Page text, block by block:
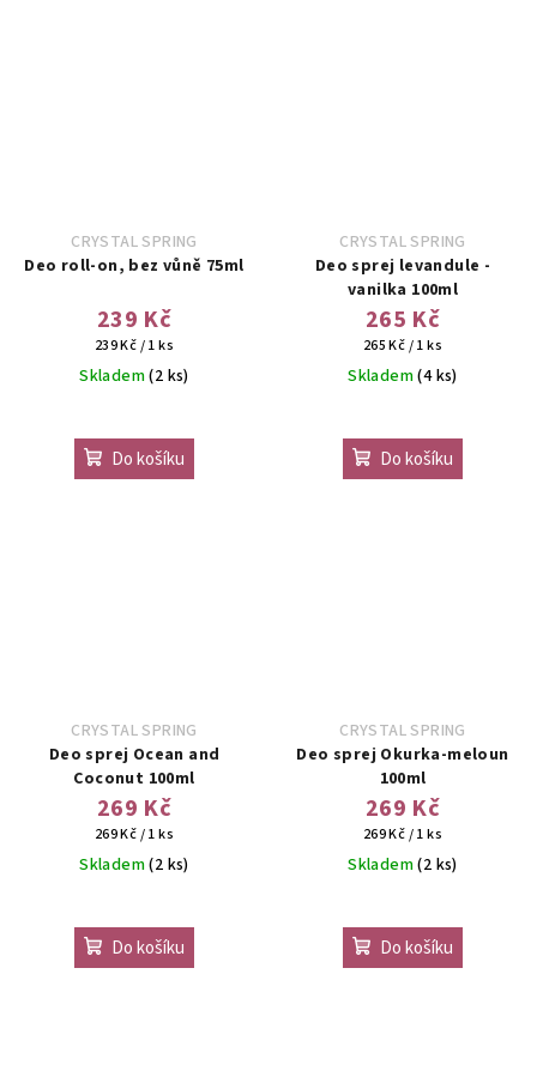
CRYSTAL SPRING
Deo roll-on, bez vůně 75ml
239 Kč
Měrná
cena:
239 Kč / 1 ks
Skladem(2 ks)
Do košíku
CRYSTAL SPRING
Deo sprej levandule -
vanilka 100ml
265 Kč
Měrná
cena:
265 Kč / 1 ks
Skladem(4 ks)
Do košíku
CRYSTAL SPRING
Deo sprej Ocean and
Coconut 100ml
269 Kč
Měrná
cena:
269 Kč / 1 ks
Skladem(2 ks)
Do košíku
CRYSTAL SPRING
Deo sprej Okurka-meloun
100ml
269 Kč
Měrná
cena:
269 Kč / 1 ks
Skladem(2 ks)
Do košíku